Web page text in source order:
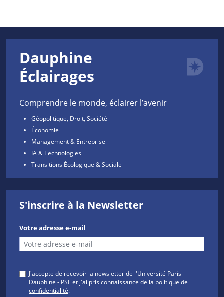
Dauphine
Éclairages
Comprendre le monde, éclairer l’avenir
Géopolitique, Droit, Société
Économie
Management & Entreprise
IA & Technologies
Transitions Écologique & Sociale
S'inscrire à la Newsletter
Votre adresse e-mail
J'accepte de recevoir la newsletter de l'Université Paris
Dauphine - PSL et j'ai pris connaissance de la politique de
confidentialité.